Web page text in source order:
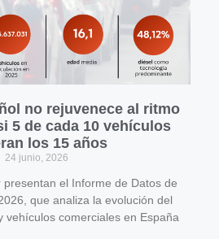
no rejuvenece al ritmo
5 de cada 10 vehículos
los 15 años
24 junio, 2026
presentan el Informe de Datos de
que analiza la evolución del
vehículos comerciales en España